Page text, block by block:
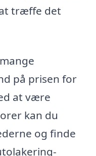
træffe det
på prisen for
at være
kan du
og finde